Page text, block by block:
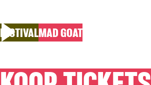
FESTIVALMAD GOAT